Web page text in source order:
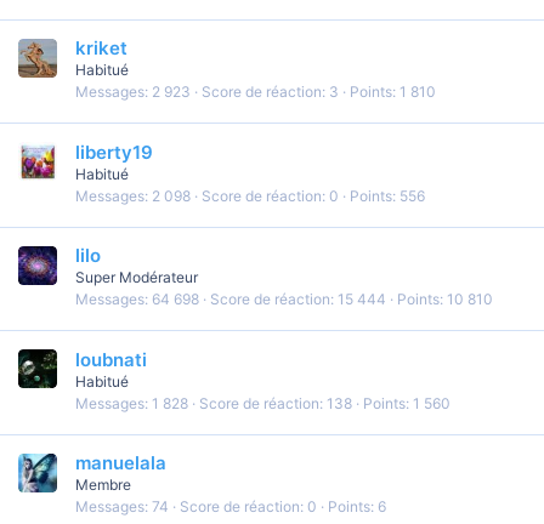
kriket
Habitué
Messages 2 923 Score de réaction 3 Points 1 810
liberty19
Habitué
Messages 2 098 Score de réaction 0 Points 556
lilo
Super Modérateur
Messages 64 698 Score de réaction 15 444 Points 10 810
loubnati
Habitué
Messages 1 828 Score de réaction 138 Points 1 560
manuelala
Membre
Messages 74 Score de réaction 0 Points 6